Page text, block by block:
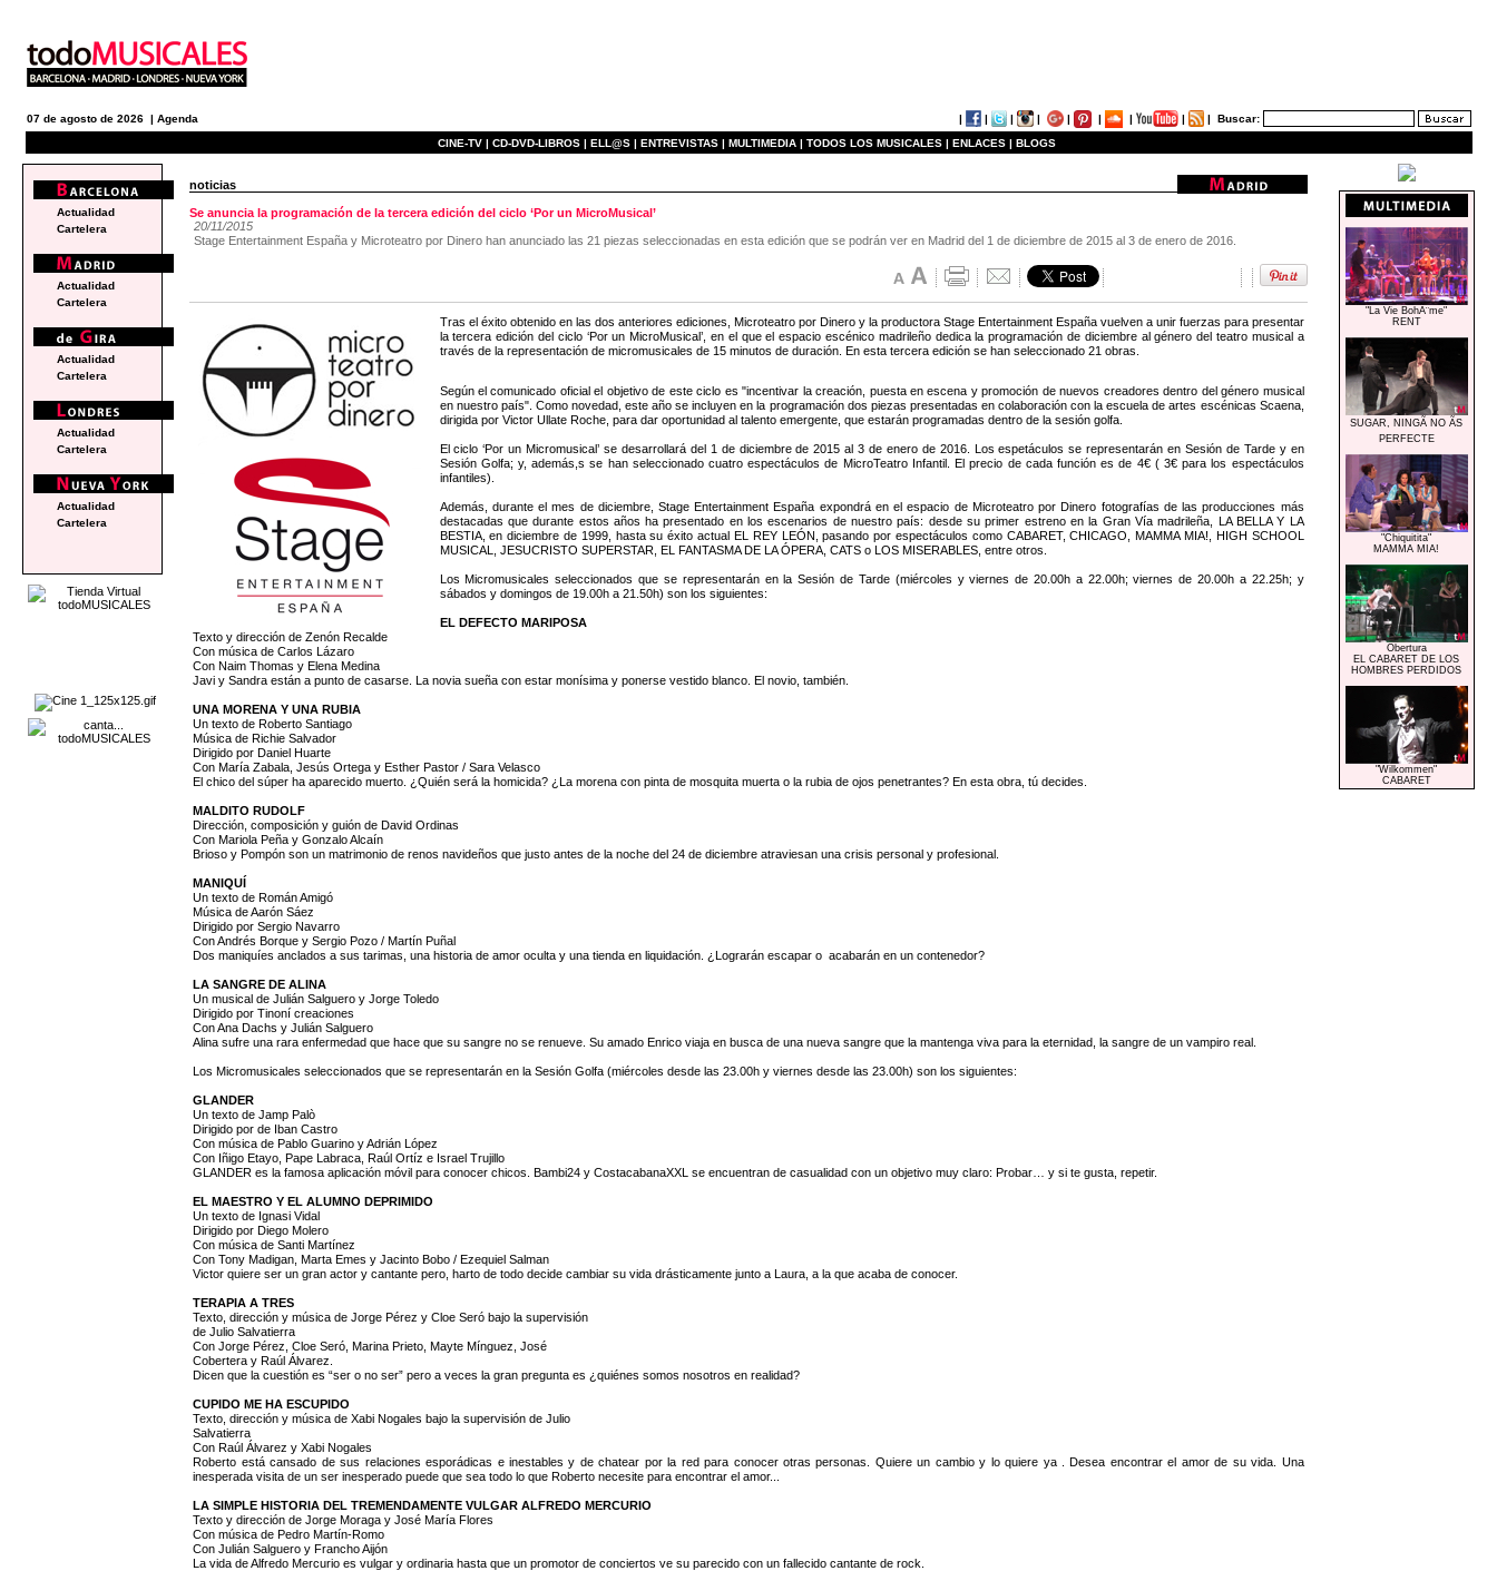
07 de agosto de 2026 | Agenda | | | | | | | | | Buscar:
CINE-TV | CD-DVD-LIBROS | ELL@S | ENTREVISTAS | MULTIMEDIA | TODOS LOS MUSICALES | ENLACES | BLOGS
noticias
Se anuncia la programación de la tercera edición del ciclo ‘Por un MicroMusical’
20/11/2015
Stage Entertainment España y Microteatro por Dinero han anunciado las 21 piezas seleccionadas en esta edición que se podrán ver en Madrid del 1 de diciembre de 2015 al 3 de enero de 2016.
Tras el éxito obtenido en las dos anteriores ediciones, Microteatro por Dinero y la productora Stage Entertainment España vuelven a unir fuerzas para presentar
la tercera edición del ciclo ‘Por un MicroMusical’, en el que el espacio escénico madrileño dedica la programación de diciembre al género del teatro musical a
través de la representación de micromusicales de 15 minutos de duración. En esta tercera edición se han seleccionado 21 obras.
Según el comunicado oficial el objetivo de este ciclo es "incentivar la creación, puesta en escena y promoción de nuevos creadores dentro del género musical
en nuestro país". Como novedad, este año se incluyen en la programación dos piezas presentadas en colaboración con la escuela de artes escénicas Scaena,
dirigida por Victor Ullate Roche, para dar oportunidad al talento emergente, que estarán programadas dentro de la sesión golfa.
El ciclo ‘Por un Micromusical’ se desarrollará del 1 de diciembre de 2015 al 3 de enero de 2016. Los espetáculos se representarán en Sesión de Tarde y en
Sesión Golfa; y, además,s se han seleccionado cuatro espectáculos de MicroTeatro Infantil. El precio de cada función es de 4€ ( 3€ para los espectáculos
infantiles).
Además, durante el mes de diciembre, Stage Entertainment España expondrá en el espacio de Microteatro por Dinero fotografías de las producciones más
destacadas que durante estos años ha presentado en los escenarios de nuestro país: desde su primer estreno en la Gran Vía madrileña, LA BELLA Y LA
BESTIA, en diciembre de 1999, hasta su éxito actual EL REY LEÓN, pasando por espectáculos como CABARET, CHICAGO, MAMMA MIA!, HIGH SCHOOL
MUSICAL, JESUCRISTO SUPERSTAR, EL FANTASMA DE LA ÓPERA, CATS o LOS MISERABLES, entre otros.
Los Micromusicales seleccionados que se representarán en la Sesión de Tarde (miércoles y viernes de 20.00h a 22.00h; viernes de 20.00h a 22.25h; y
sábados y domingos de 19.00h a 21.50h) son los siguientes:
EL DEFECTO MARIPOSA
Texto y dirección de Zenón Recalde
Con música de Carlos Lázaro
Con Naim Thomas y Elena Medina
Javi y Sandra están a punto de casarse. La novia sueña con estar monísima y ponerse vestido blanco. El novio, también.
UNA MORENA Y UNA RUBIA
Un texto de Roberto Santiago
Música de Richie Salvador
Dirigido por Daniel Huarte
Con María Zabala, Jesús Ortega y Esther Pastor / Sara Velasco
El chico del súper ha aparecido muerto. ¿Quién será la homicida? ¿La morena con pinta de mosquita muerta o la rubia de ojos penetrantes? En esta obra, tú decides.
MALDITO RUDOLF
Dirección, composición y guión de David Ordinas
Con Mariola Peña y Gonzalo Alcaín
Brioso y Pompón son un matrimonio de renos navideños que justo antes de la noche del 24 de diciembre atraviesan una crisis personal y profesional.
MANIQUÍ
Un texto de Román Amigó
Música de Aarón Sáez
Dirigido por Sergio Navarro
Con Andrés Borque y Sergio Pozo / Martín Puñal
Dos maniquíes anclados a sus tarimas, una historia de amor oculta y una tienda en liquidación. ¿Lograrán escapar o acabarán en un contenedor?
LA SANGRE DE ALINA
Un musical de Julián Salguero y Jorge Toledo
Dirigido por Tinoní creaciones
Con Ana Dachs y Julián Salguero
Alina sufre una rara enfermedad que hace que su sangre no se renueve. Su amado Enrico viaja en busca de una nueva sangre que la mantenga viva para la eternidad, la sangre de un vampiro real.
Los Micromusicales seleccionados que se representarán en la Sesión Golfa (miércoles desde las 23.00h y viernes desde las 23.00h) son los siguientes:
GLANDER
Un texto de Jamp Palò
Dirigido por de Iban Castro
Con música de Pablo Guarino y Adrián López
Con Iñigo Etayo, Pape Labraca, Raúl Ortíz e Israel Trujillo
GLANDER es la famosa aplicación móvil para conocer chicos. Bambi24 y CostacabanaXXL se encuentran de casualidad con un objetivo muy claro: Probar… y si te gusta, repetir.
EL MAESTRO Y EL ALUMNO DEPRIMIDO
Un texto de Ignasi Vidal
Dirigido por Diego Molero
Con música de Santi Martínez
Con Tony Madigan, Marta Emes y Jacinto Bobo / Ezequiel Salman
Victor quiere ser un gran actor y cantante pero, harto de todo decide cambiar su vida drásticamente junto a Laura, a la que acaba de conocer.
TERAPIA A TRES
Texto, dirección y música de Jorge Pérez y Cloe Seró bajo la supervisión
de Julio Salvatierra
Con Jorge Pérez, Cloe Seró, Marina Prieto, Mayte Mínguez, José
Cobertera y Raúl Álvarez.
Dicen que la cuestión es “ser o no ser” pero a veces la gran pregunta es ¿quiénes somos nosotros en realidad?
CUPIDO ME HA ESCUPIDO
Texto, dirección y música de Xabi Nogales bajo la supervisión de Julio
Salvatierra
Con Raúl Álvarez y Xabi Nogales
Roberto está cansado de sus relaciones esporádicas e inestables y de chatear por la red para conocer otras personas. Quiere un cambio y lo quiere ya . Desea encontrar el amor de su vida. Una
inesperada visita de un ser inesperado puede que sea todo lo que Roberto necesite para encontrar el amor...
LA SIMPLE HISTORIA DEL TREMENDAMENTE VULGAR ALFREDO MERCURIO
Texto y dirección de Jorge Moraga y José María Flores
Con música de Pedro Martín-Romo
Con Julián Salguero y Francho Aijón
La vida de Alfredo Mercurio es vulgar y ordinaria hasta que un promotor de conciertos ve su parecido con un fallecido cantante de rock.
Actualidad
Cartelera
Actualidad
Cartelera
Actualidad
Cartelera
Actualidad
Cartelera
Actualidad
Cartelera
"La Vie BohÃ¨me"
RENT
SUGAR, NINGÃ NO ÃS
PERFECTE
"Chiquitita"
MAMMA MIA!
Obertura
EL CABARET DE LOS
HOMBRES PERDIDOS
"Wilkommen"
CABARET